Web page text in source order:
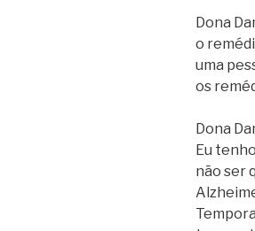
Dona
o
uma
os
Dona
Eu
não ser